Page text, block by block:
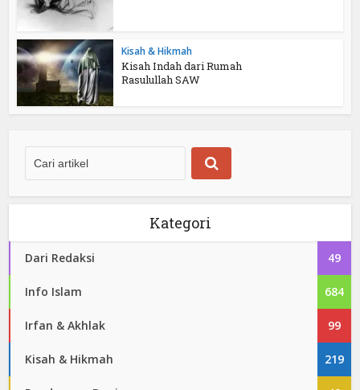
Kisah & Hikmah
Kisah Indah dari Rumah
Rasulullah SAW
Kategori
Dari Redaksi 49
Info Islam 684
Irfan & Akhlak 99
Kisah & Hikmah 219